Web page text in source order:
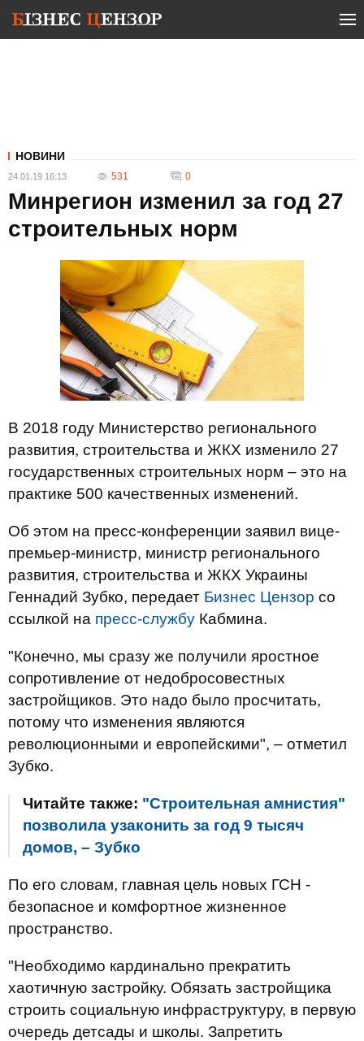
НОВИНИ
24.01.19 16:13 531 0
Минрегион изменил за год 27
строительных норм
В 2018 году Министерство регионального
развития, строительства и ЖКХ изменило 27
государственных строительных норм – это на
практике 500 качественных изменений.
Об этом на пресс-конференции заявил вице-
премьер-министр, министр регионального
развития, строительства и ЖКХ Украины
Геннадий Зубко, передает Бизнес Цензор со
ссылкой на пресс-службу Кабмина.
"Конечно, мы сразу же получили яростное
сопротивление от недобросовестных
застройщиков. Это надо было просчитать,
потому что изменения являются
революционными и европейскими", – отметил
Зубко.
Читайте также: "Строительная амнистия"
позволила узаконить за год 9 тысяч
домов, – Зубко
По его словам, главная цель новых ГСН -
безопасное и комфортное жизненное
пространство.
"Необходимо кардинально прекратить
хаотичную застройку. Обязать застройщика
строить социальную инфраструктуру, в первую
очередь детсады и школы. Запретить